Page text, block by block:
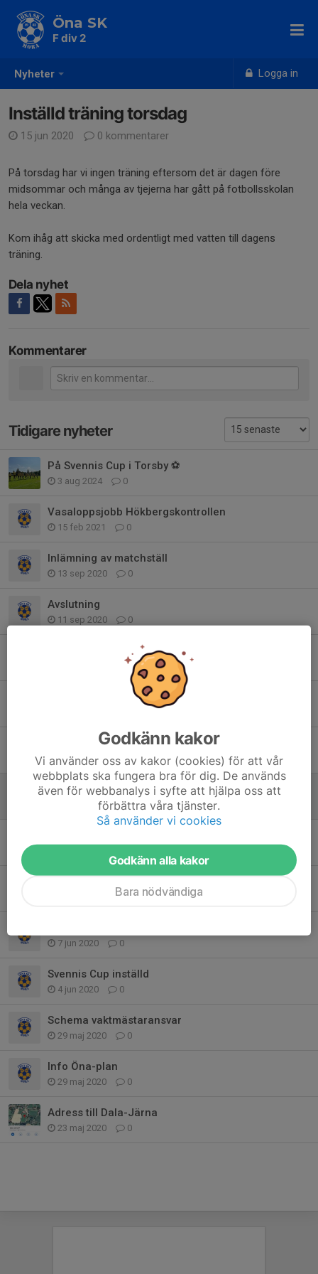
Nyheter Logga in
Öna SK
F div 2
Inställd träning torsdag
15 jun 2020 0 kommentarer
På torsdag har vi ingen träning eftersom det är dagen före
midsommar och många av tjejerna har gått på fotbollsskolan
hela veckan.
Kom ihåg att skicka med ordentligt med vatten till dagens
träning.
Dela nyhet
Kommentarer
Tidigare nyheter
På Svennis Cup i Torsby ⚽️
3 aug 2024 0
Vasaloppsjobb Hökbergskontrollen
15 feb 2021 0
Inlämning av matchställ
13 sep 2020 0
Avslutning
11 sep 2020 0
Obs! Ändrad plats torsdagens träning
0
Uppstart efter sommaruppehållet
Sista veckan innan sommaruppehåll
28 jun 2020 0
Inställd träning torsdag
15 jun 2020 0
0
7 jun 2020 0
Svennis Cup inställd
4 jun 2020 0
Schema vaktmästaransvar
29 maj 2020 0
Info Öna-plan
29 maj 2020 0
Adress till Dala-Järna
23 maj 2020 0
Godkänn kakor
Vi använder oss av kakor (cookies) för att vår
webbplats ska fungera bra för dig. De används
även för webbanalys i syfte att hjälpa oss att
förbättra våra tjänster.
Så använder vi cookies
Godkänn alla kakor
Bara nödvändiga